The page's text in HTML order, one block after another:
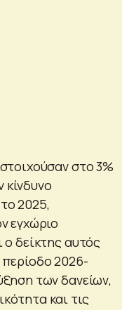
στο 3%
2025,
εγχώριο
ο δείκτης αυτός
2026-
των δανείων,
και τις